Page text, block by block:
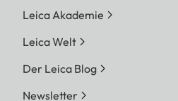
Leica Akademie
Leica Welt
Der Leica Blog
Newsletter